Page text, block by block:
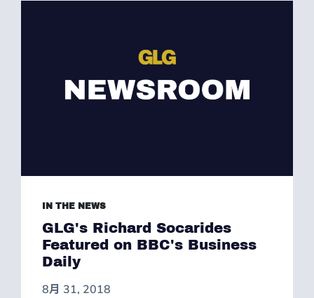
IN THE NEWS
GLG's Richard Socarides
Featured on BBC's Business
Daily
8月 31, 2018